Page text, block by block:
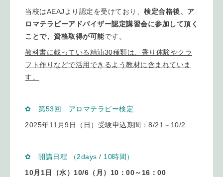
当校はAEAJより認定を受けており、 検定合格後、ア
ロマテラピーアドバイザー認定講習会に参加して頂く
ことで、資格取得が可能です。
教科書に載っている精油30種類は、香り体験やクラ
フト作りなどで活用できるよう教材に含まれていま
す。
✿ 第53回 アロマテラピー検定
2025年11月9日（日）受験申込期間：8/21～10/2
✿ 開講日程 （2days / 10時間）
10月1日（水）10/6（月）10：00～16：00